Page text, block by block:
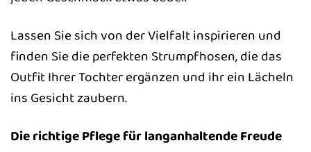
Lassen Sie sich von der Vielfalt inspirieren und
finden Sie die perfekten Strumpfhosen, die das
Outfit Ihrer Tochter ergänzen und ihr ein Lächeln
ins Gesicht zaubern.
Die richtige Pflege für langanhaltende Freude